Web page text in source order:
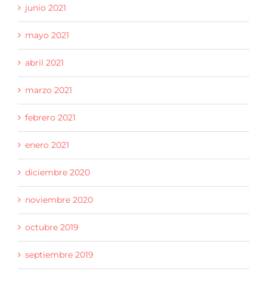
junio 2021
mayo 2021
abril 2021
marzo 2021
febrero 2021
enero 2021
diciembre 2020
noviembre 2020
octubre 2019
septiembre 2019